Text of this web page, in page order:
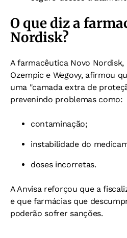
O que diz a
Nordisk?
A farmacêutica Novo Nordisk,
Ozempic e Wegovy, afirmou
uma "camada extra de
prevenindo problemas como:
contaminação;
instabilidade do
doses incorretas.
A Anvisa reforçou que a
e que farmácias que
poderão sofrer sanções.